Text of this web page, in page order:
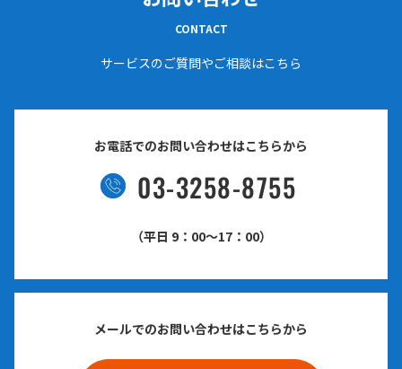
CONTACT
サービスのご質問やご相談はこちら
お電話でのお問い合わせはこちらから
03-3258-8755
（平日 9：00〜17：00）
メールでのお問い合わせはこちらから